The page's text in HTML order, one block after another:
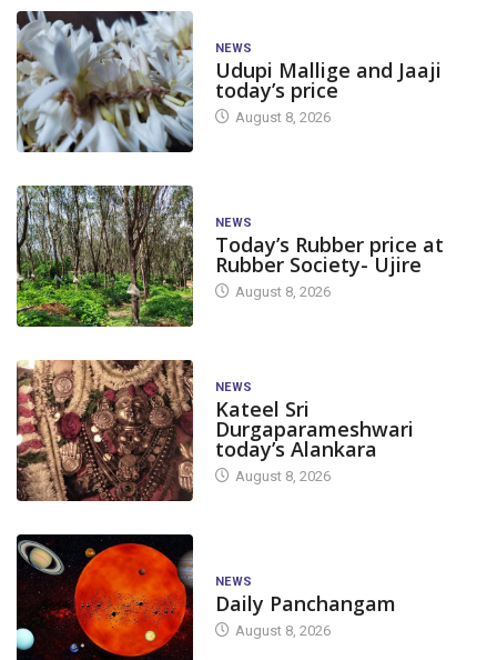
NEWS
Udupi Mallige and Jaaji
today’s price
August 8, 2026
NEWS
Today’s Rubber price at
Rubber Society- Ujire
August 8, 2026
NEWS
Kateel Sri
Durgaparameshwari
today’s Alankara
August 8, 2026
NEWS
Daily Panchangam
August 8, 2026